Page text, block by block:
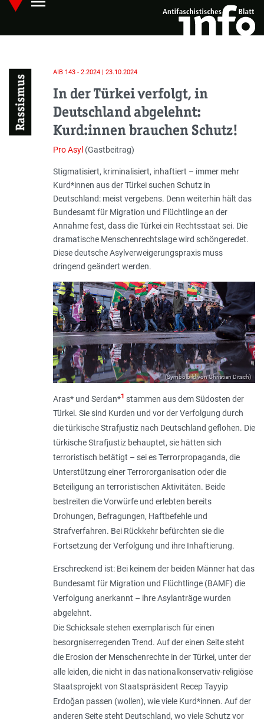
Skip
main
Hauptmenü öffnen
Rassismus
AIB 143 - 2.2024 | 23.10.2024
In der Türkei verfolgt, in
Deutschland abgelehnt:
Kurd:innen brauchen Schutz!
Pro Asyl (Gastbeitrag)
Einleitung
Stigmatisiert, kriminalisiert, inhaftiert – immer mehr
Kurd*innen aus der Türkei suchen Schutz in
Deutschland: meist vergebens. Denn weiterhin hält das
Bundesamt für Migration und Flüchtlinge an der
Annahme fest, dass die Türkei ein Rechtsstaat sei. Die
dramatische Menschenrechtslage wird schöngeredet.
Diese deutsche Asylverweigerungspraxis muss
dringend geändert werden.
(Symbolbild von Christian Ditsch)
Aras* und Serdan*1 stammen aus dem Südosten der
Türkei. Sie sind Kurden und vor der Verfolgung durch
die türkische Strafjustiz nach Deutschland geflohen. Die
türkische Strafjustiz behauptet, sie hätten sich
terroristisch betätigt – sei es Terrorpropaganda, die
Unterstützung einer Terrororganisation oder die
Beteiligung an terroristischen Aktivitäten. Beide
bestreiten die Vorwürfe und erlebten bereits
Drohungen, Befragungen, Haftbefehle und
Strafverfahren. Bei Rückkehr befürchten sie die
Fortsetzung der Verfolgung und ihre Inhaftierung.
Erschreckend ist: Bei keinem der beiden Männer hat das
Bundesamt für Migration und Flüchtlinge (BAMF) die
Verfolgung anerkannt – ihre Asylanträge wurden
abgelehnt.
Die Schicksale stehen exemplarisch für einen
besorgniserregenden Trend. Auf der einen Seite steht
die Erosion der Menschenrechte in der Türkei, unter der
alle leiden, die nicht in das nationalkonservativ-religiöse
Staatsprojekt von Staatspräsident Recep Tayyip
Erdoğan passen (wollen), wie viele Kurd*innen. Auf der
anderen Seite steht Deutschland, wo viele Schutz vor